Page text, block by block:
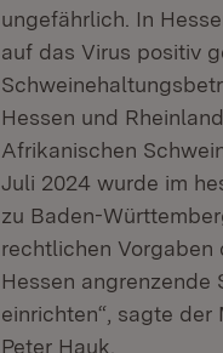
ungefährlich. In
auf das Virus positiv
Hessen und
Afrikanischen
Juli 2024 wurde im
zu Baden-
rechtlichen Vorgaben
Hessen angrenzende
einrichten“, sagte der
Peter Hauk.